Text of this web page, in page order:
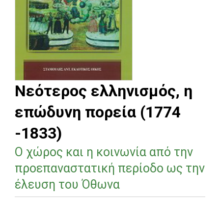
Νεότερος ελληνισμός, η
επώδυνη πορεία (1774
-1833)
Ο χώρος και η κοινωνία από την
προεπαναστατική περίοδο ως την
έλευση του Όθωνα